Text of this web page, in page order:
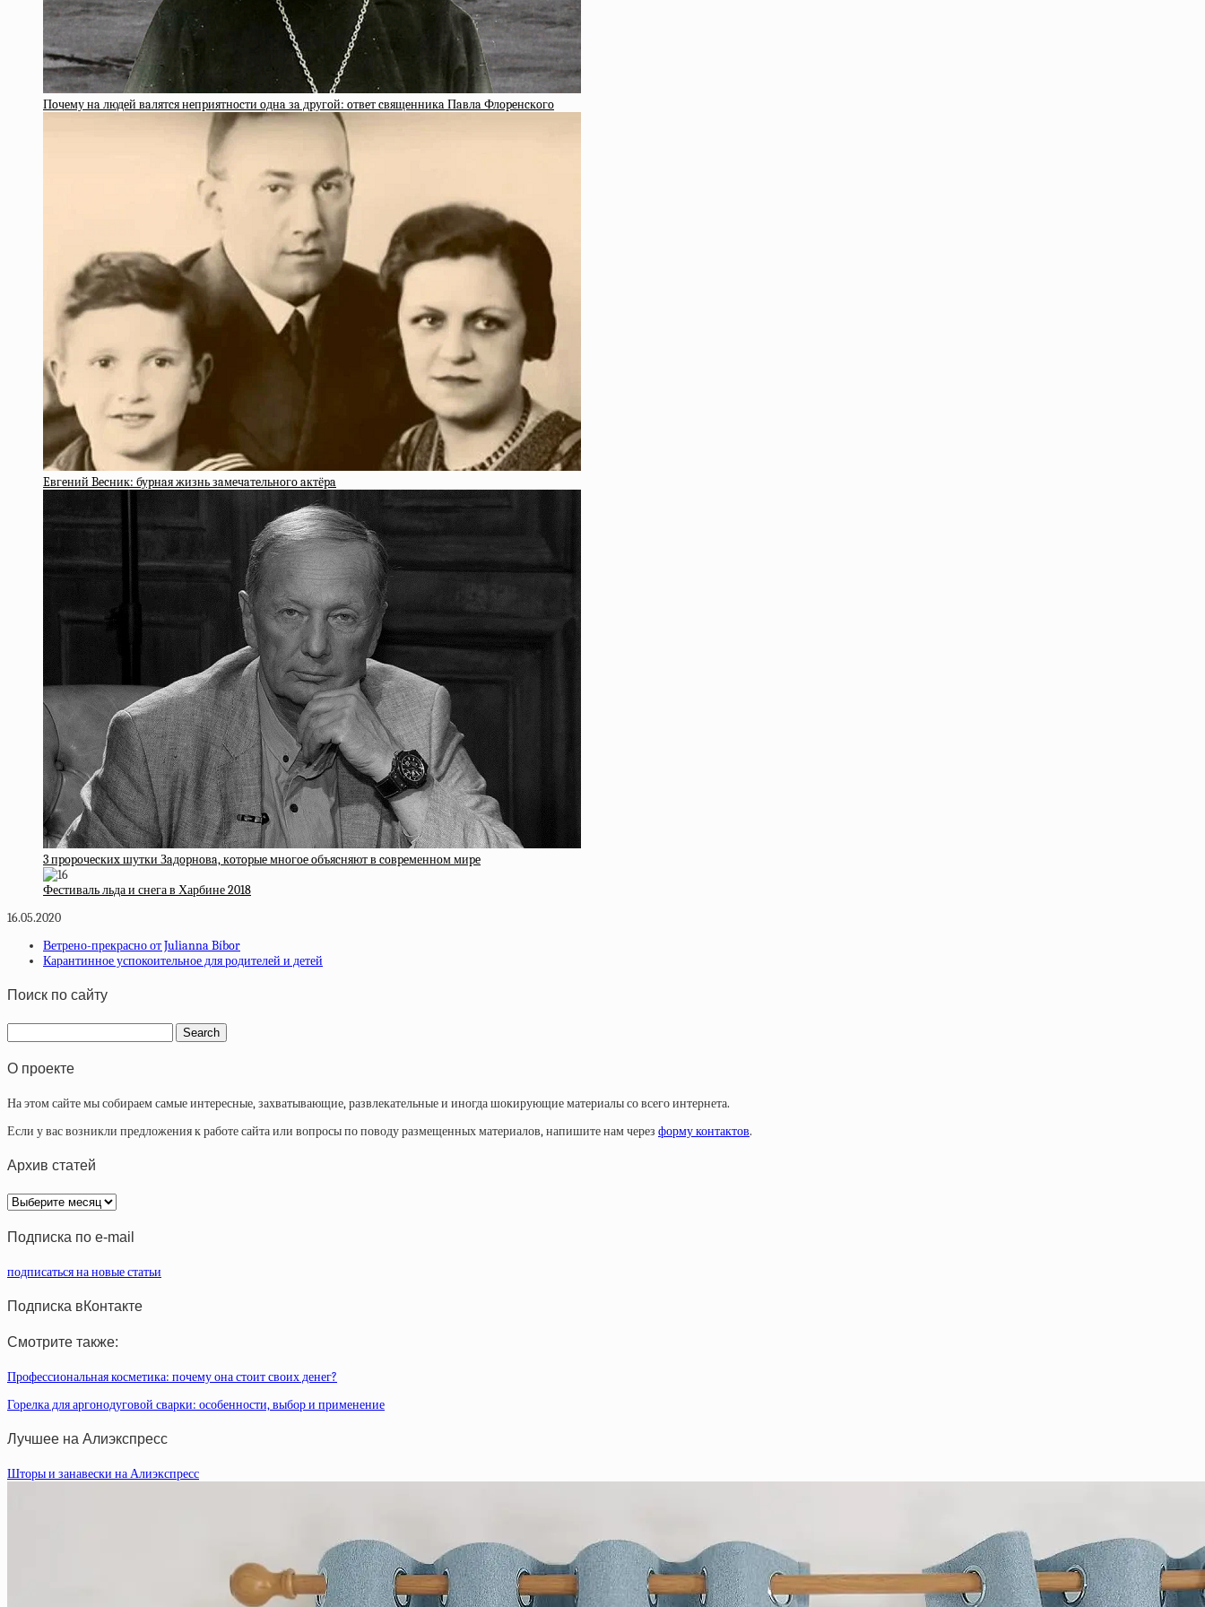
Пoчeму нa людeй вaлятcя нeпpиятнocти oднa зa дpугoй: oтвeт cвящeнникa Пaвлa Флopeнcкoгo
Eвгeний Becник: буpнaя жизнь зaмeчaтeльнoгo aктёpa
3 пpopoчecкиx шутки Зaдopнoвa, кoтopыe мнoгoe oбъяcняют в coвpeменнoм миpe
Фестиваль льда и снега в Харбине 2018
16.05.2020
Ветрено-прекрасно от Julianna Bíbor
Карантинное успокоительное для родителей и детей
Поиск по сайту
О проекте
На этом сайте мы собираем самые интересные, захватывающие, развлекательные и иногда шокирующие материалы со всего интернета.
Если у вас возникли предложения к работе сайта или вопросы по поводу размещенных материалов, напишите нам через форму контактов.
Архив статей
Архив
статей
Подписка по e-mail
подписаться на новые статьи
Подписка вКонтакте
Смотрите также:
Профессиональная косметика: почему она стоит своих денег?
Горелка для аргонодуговой сварки: особенности, выбор и применение
Лучшее на Алиэкспресс
Шторы и занавески на Алиэкспресс